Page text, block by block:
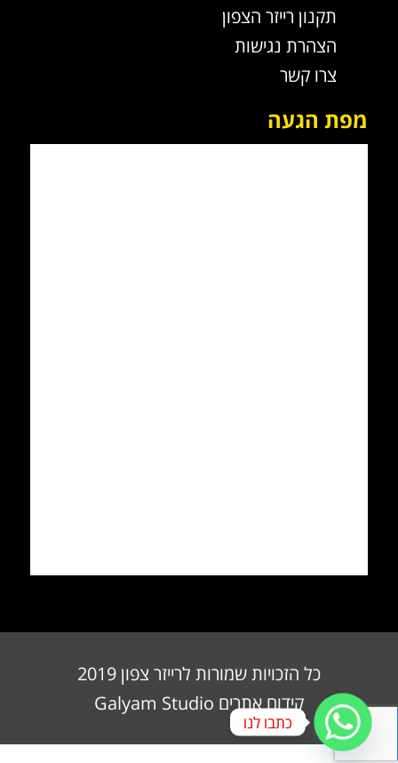
תקנון רייזר הצפון
הצהרת נגישות
צרו קשר
מפת הגעה
כל הזכויות שמורות לרייזר צפון 2019
קידום אתרים
כתבו לנו